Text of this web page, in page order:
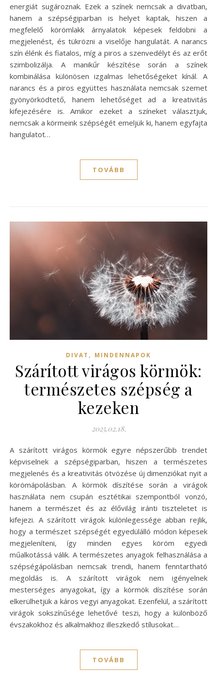
energiát sugároznak. Ezek a színek nemcsak a divatban,
hanem a szépségiparban is helyet kaptak, hiszen a
megfelelő körömlakk árnyalatok képesek feldobni a
megjelenést, és tükrözni a viselője hangulatát. A narancs
szín élénk és fiatalos, míg a piros a szenvedélyt és az erőt
szimbolizálja. A manikűr készítése során a színek
kombinálása különösen izgalmas lehetőségeket kínál. A
narancs és a piros együttes használata nemcsak szemet
gyönyörködtető, hanem lehetőséget ad a kreativitás
kifejezésére is. Amikor ezeket a színeket választjuk,
nemcsak a körmeink szépségét emeljük ki, hanem egyfajta
hangulatot…
TOVÁBB
DIVAT , MINDENNAPOK
Szárított virágos körmök:
természetes szépség a
kezeken
2025.02.18.
A szárított virágos körmök egyre népszerűbb trendet
képviselnek a szépségiparban, hiszen a természetes
megjelenés és a kreativitás ötvözése új dimenziókat nyit a
körömápolásban. A körmök díszítése során a virágok
használata nem csupán esztétikai szempontból vonzó,
hanem a természet és az élővilág iránti tiszteletet is
kifejezi. A szárított virágok különlegessége abban rejlik,
hogy a természet szépségét egyedülálló módon képesek
megjeleníteni, így minden egyes köröm egyedi
műalkotássá válik. A természetes anyagok felhasználása a
szépségápolásban nemcsak trendi, hanem fenntartható
megoldás is. A szárított virágok nem igényelnek
mesterséges anyagokat, így a körmök díszítése során
elkerülhetjük a káros vegyi anyagokat. Ezenfelül, a szárított
virágok sokszínűsége lehetővé teszi, hogy a különböző
évszakokhoz és alkalmakhoz illeszkedő stílusokat…
TOVÁBB